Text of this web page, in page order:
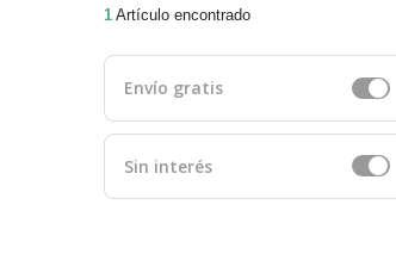
1 Artículo encontrado
Envío gratis
Sin interés